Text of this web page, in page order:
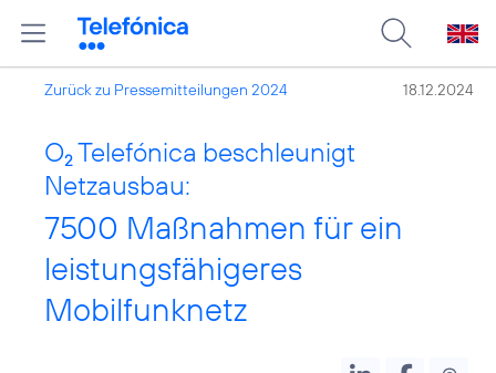
Zurück zu Pressemitteilungen 2024 18.12.2024
O2 Telefónica beschleunigt
Netzausbau:
7500 Maßnahmen für ein
leistungsfähigeres
Mobilfunknetz